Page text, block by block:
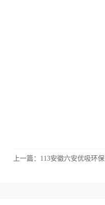
上一篇： 113安徽六安优吸环保